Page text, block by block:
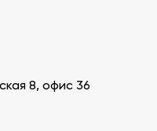
8, офис 36